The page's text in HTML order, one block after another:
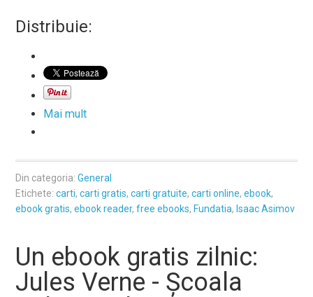
Distribuie:
Mai mult
Din categoria:General
Etichete:carti,carti gratis,carti gratuite,carti online,ebook,
ebook gratis,ebook reader,free ebooks, Fundatia, Isaac Asimov
Un ebook gratis zilnic:
Jules Verne - Școala